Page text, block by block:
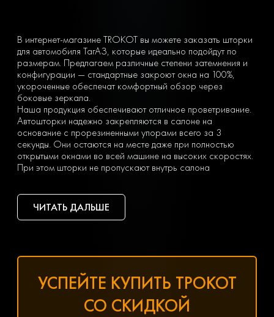
В интернет-магазине TROKOT вы можете заказать шторки
для автомобиля ТагАЗ, которые идеально подойдут по
размерам. Предлагаем различные степени затемнения и
конфигурации — стандартные закроют окна на 100%,
укороченные обеспечат комфортный обзор через
боковые зеркала.
Наша продукция обеспечивают отличное проветривание.
Автошторки надежно закрепляются в салоне на
основание с прорезиненными упорами всего за 3
секунды. Они остаются на месте даже при полностью
открытыми окнами во всей машине на высоких скоростях.
При этом шторки не пропускают внутрь салона
самых популярных запросов при выборе каркасных штор.
Оформить заказ можно на изделия на отдельные окна,
недорого, и вы сможете самостоятельно устанавливать и
демонтировать каркасную защиту, когда это потребуется,
и не придется докупать элементы отдельно.
Чтобы купить автомобильные шторки ТагАЗ, оставьте
заявку одним из следующих способов:
ЧИТАТЬ ДАЛЬШЕ
УСПЕЙТЕ КУПИТЬ ТРОКОТ
СО СКИДКОЙ